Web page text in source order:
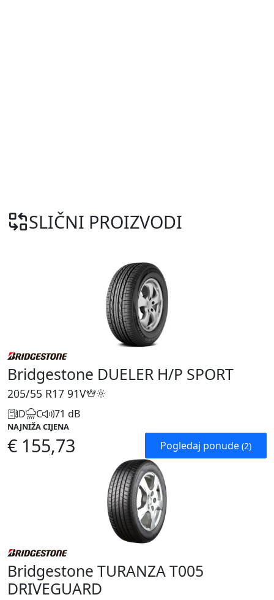
SLIČNI PROIZVODI
Bridgestone DUELER H/P SPORT
205/55 R17 91V
D C 71 dB
NAJNIŽA CIJENA
€ 155,73 Pogledaj ponude (2)
Bridgestone TURANZA T005
DRIVEGUARD